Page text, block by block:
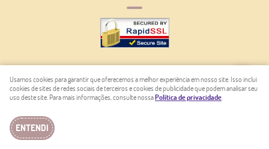
LOJA VIRTUAL CRIADA POR
Usamos cookies para garantir que oferecemos a melhor experiência em nosso site. Isso inclui
cookies de sites de redes sociais de terceiros e cookies de publicidade que podem analisar seu
uso deste site. Para mais informações, consulte nossaPolítica de privacidade.
ENTENDI